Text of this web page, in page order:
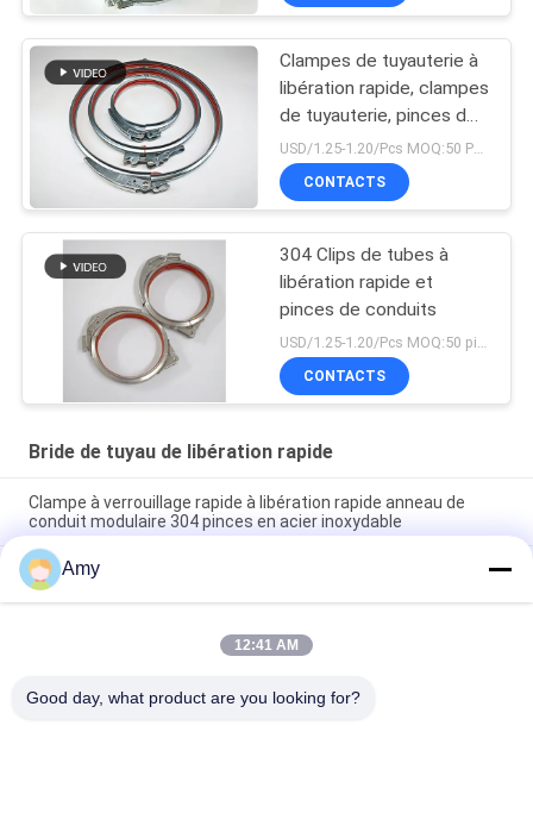
Clampes de tuyauterie à
libération rapide, clampes
de tuyauterie, pinces de
conduit avec verrou et
caoutchouc rouge
USD/1.25-1.20/Pcs MOQ:50 PCS
CONTACTS
304 Clips de tubes à
libération rapide et
pinces de conduits
CONTACTS
Bride de tuyau de libération rapide
Clampe à verrouillage rapide à libération rapide anneau de
conduit modulaire 304 pinces en acier inoxydable
SUS304 Serre-pipe à libération rapide Serre-pipe à verrouillage
rapide Serre-pipe à rouleaux à tambour Serre-pipe à
verrouillage
Collier de serrage à libération rapide pour conduit à verrouillage
Amy
12:41 AM
Good day, what product are you looking for?